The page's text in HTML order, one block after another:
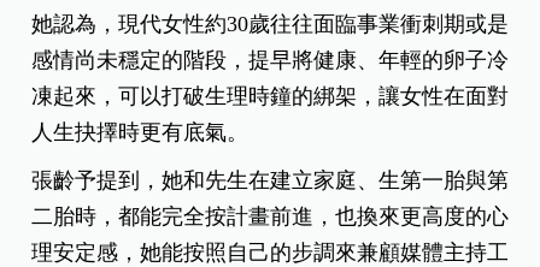
她認為，現代女性約30歲往往面臨事業衝刺期或是
感情尚未穩定的階段，提早將健康、年輕的卵子冷
凍起來，可以打破生理時鐘的綁架，讓女性在面對
人生抉擇時更有底氣。
張齡予提到，她和先生在建立家庭、生第一胎與第
二胎時，都能完全按計畫前進，也換來更高度的心
理安定感，她能按照自己的步調來兼顧媒體主持工